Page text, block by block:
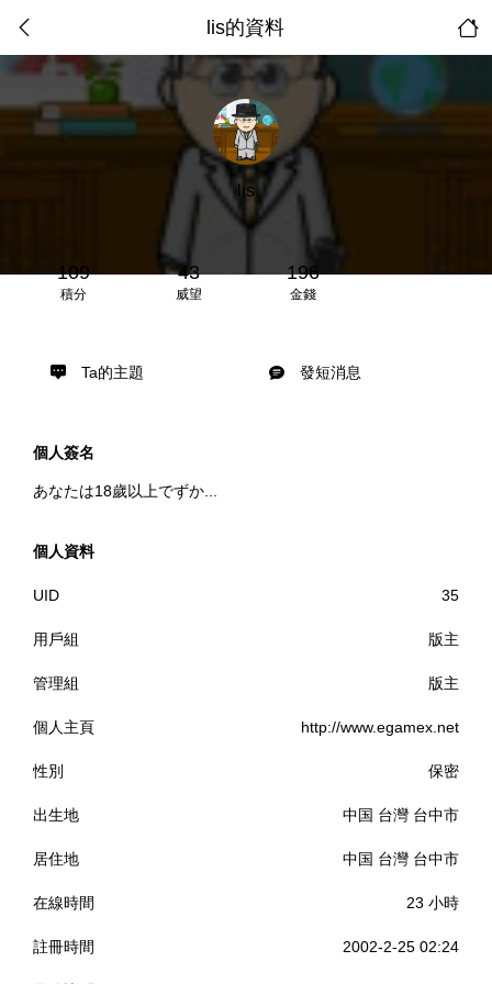
lis的資料
lis
109
積分
43
威望
196
金錢
Ta的主題 發短消息
個人簽名
あなたは18歲以上でずか...
個人資料
UID 35
用戶組 版主
管理組 版主
個人主頁 http://www.egamex.net
性別 保密
出生地 中国 台灣 台中市
居住地 中国 台灣 台中市
在線時間 23 小時
註冊時間 2002-2-25 02:24